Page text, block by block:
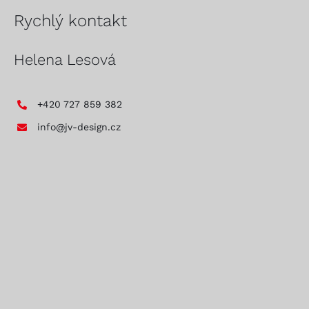
Rychlý kontakt
Helena Lesová
+420 727 859 382
info@jv-design.cz